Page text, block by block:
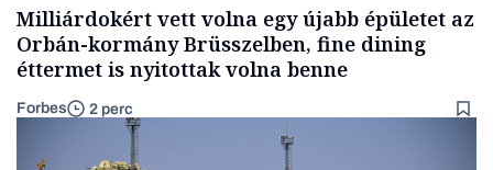
Milliárdokért vett volna egy újabb épületet az
Orbán-kormány Brüsszelben, fine dining
éttermet is nyitottak volna benne
Forbes 2 perc